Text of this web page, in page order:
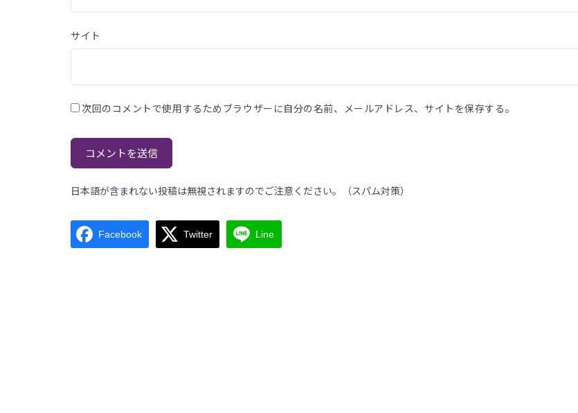
サイト
次回のコメントで使用するためブラウザーに自分の名前、メールアドレス、サイトを保存する。
日本語が含まれない投稿は無視されますのでご注意ください。（スパム対策）
Facebook Twitter Line